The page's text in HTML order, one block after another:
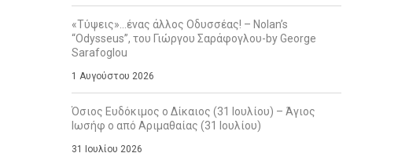
«Τύψεις»…ένας άλλος Οδυσσέας! – Nolan’s
“Odysseus”, του Γιώργου Σαράφογλου-by George
Sarafoglou
1 Αυγούστου 2026
Όσιος Ευδόκιμος ο Δίκαιος (31 Ιουλίου) – Άγιος
Ιωσήφ ο από Αριμαθαίας (31 Ιουλίου)
31 Ιουλίου 2026